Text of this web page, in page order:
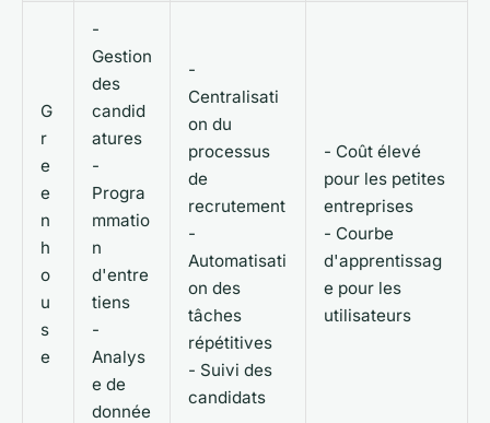
G
r
e
e
n
h
o
u
s
e
-
Gestion
des
candid
atures
-
Progra
mmatio
n
d'entre
tiens
-
Analys
e de
donnée
-
Centralisati
on du
processus
de
recrutement
-
Automatisati
on des
tâches
répétitives
- Suivi des
candidats
- Coût élevé
pour les petites
entreprises
- Courbe
d'apprentissag
e pour les
utilisateurs